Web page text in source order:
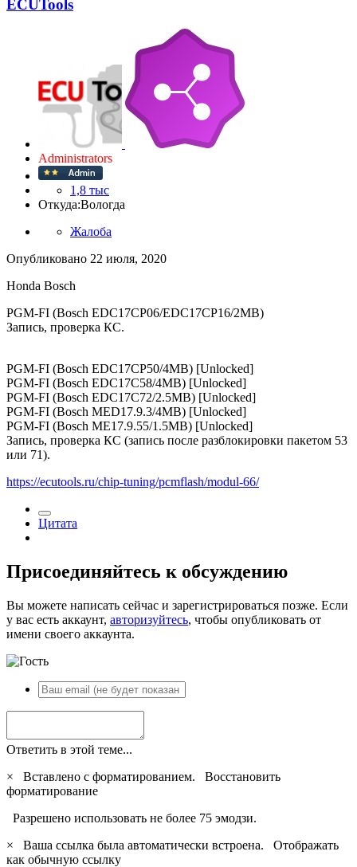
ECUTools
Administrators
1,8 тыс
Откуда:Вологда
Жалоба
Опубликовано 22 июля, 2020
Honda Bosch
PGM-FI (Bosch EDC17CP06/EDC17CP16/2MB)
Запись, проверка КС.
PGM-FI (Bosch EDC17CP50/4MB) [Unlocked]
PGM-FI (Bosch EDC17C58/4MB) [Unlocked]
PGM-FI (Bosch EDC17C72/2.5MB) [Unlocked]
PGM-FI (Bosch MED17.9.3/4MB) [Unlocked]
PGM-FI (Bosch ME17.9.55/1.5MB) [Unlocked]
Запись, проверка КС (запись после разблокировки пакетом 53
или 71).
https://ecutools.ru/chip-tuning/pcmflash/modul-66/
Цитата
Присоединяйтесь к обсуждению
Вы можете написать сейчас и зарегистрироваться позже. Если
у вас есть аккаунт, авторизуйтесь, чтобы опубликовать от
имени своего аккаунта.
Ответить в этой теме...
×
Вставлено с форматированием. Восстановить
форматирование
Разрешено использовать не более 75 эмодзи.
×
Ваша ссылка была автоматически встроена. Отображать
как обычную ссылку